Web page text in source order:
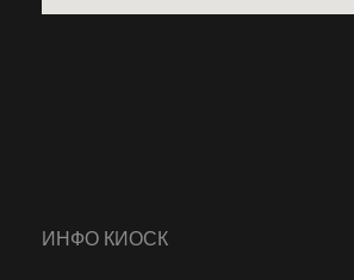
ИНФО КИОСК